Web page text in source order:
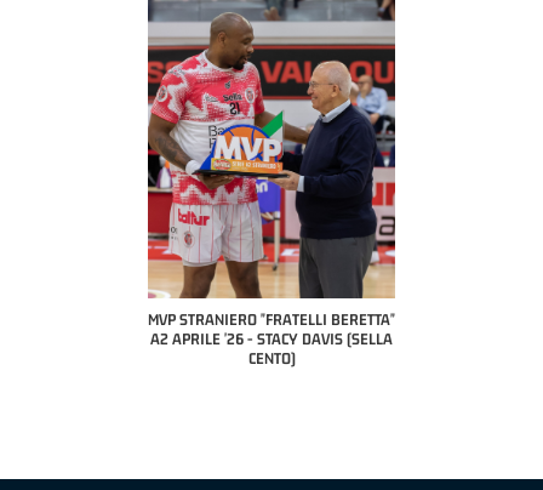
MVP STRANIERO "FRATELLI BERETTA"
A2 APRILE '26 - STACY DAVIS (SELLA
CENTO)